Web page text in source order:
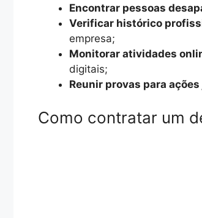
Encontrar pessoas
Verificar histórico
empresa;
Monitorar atividades
digitais;
Reunir provas para
Como contratar um